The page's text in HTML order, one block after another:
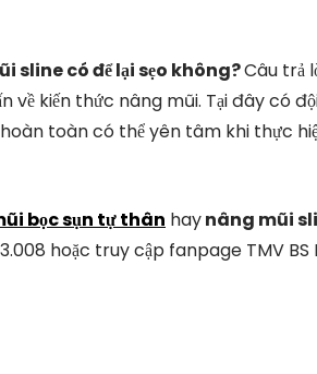
sline có để lại sẹo không?Câu trả
về kiến thức nâng mũi. Tại đây có
toàn có thể yên tâm khi thực
bọc sụn tự thân haynâng mũi
hoặc truy cập fanpage TMV BS